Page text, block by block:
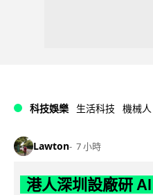
科技娛樂 生活科技 機械人
Lawton 7 小時
港人深圳設廠研